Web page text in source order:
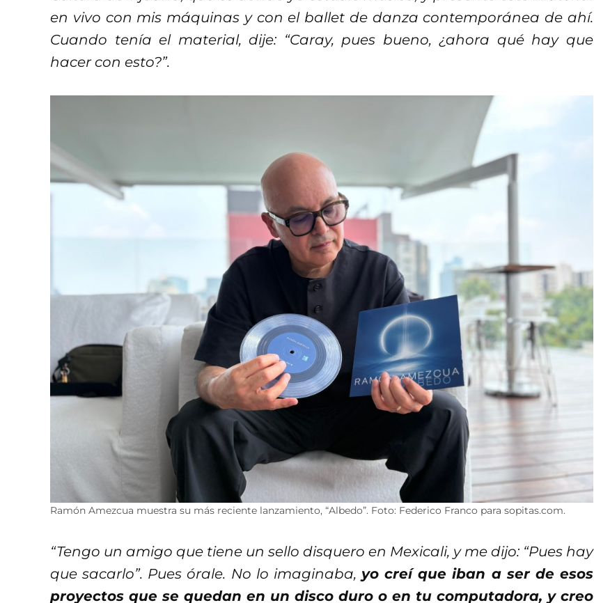
en vivo con mis máquinas y con el ballet de danza contemporánea de ahí.
Cuando tenía el material, dije: “Caray, pues bueno, ¿ahora qué hay que
hacer con esto?”.
Ramón Amezcua muestra su más reciente lanzamiento, “Albedo”. Foto: Federico Franco para sopitas.com.
“Tengo un amigo que tiene un sello disquero en Mexicali, y me dijo: “Pues hay
que sacarlo”. Pues órale. No lo imaginaba, yo creí que iban a ser de esos
proyectos que se quedan en un disco duro o en tu computadora, y creo